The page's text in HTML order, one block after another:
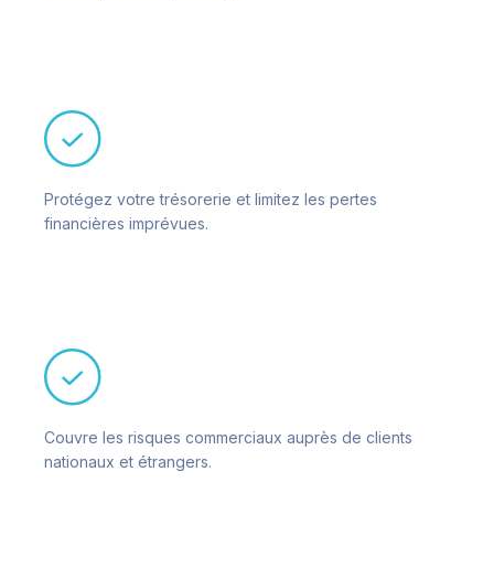
Protégez votre trésorerie et limitez les pertes
financières imprévues.
Couvre les risques commerciaux auprès de clients
nationaux et étrangers.